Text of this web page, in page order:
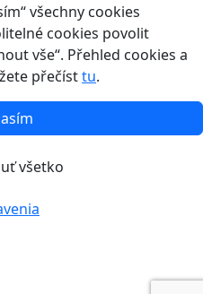
všechny cookies
cookies povolit
vše“. Přehled cookies a
přečísttu.
všetko